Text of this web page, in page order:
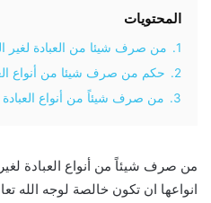
المحتويات
1.
من صرف شيئا من العبادة لغير
2.
حكم من صرف شيئا من أنواع
3.
من صرف شيئاً من أنواع العبادة
من صرف شيئاً من أنواع العبادة
انواعها ان تكون خالصة لوجه الله